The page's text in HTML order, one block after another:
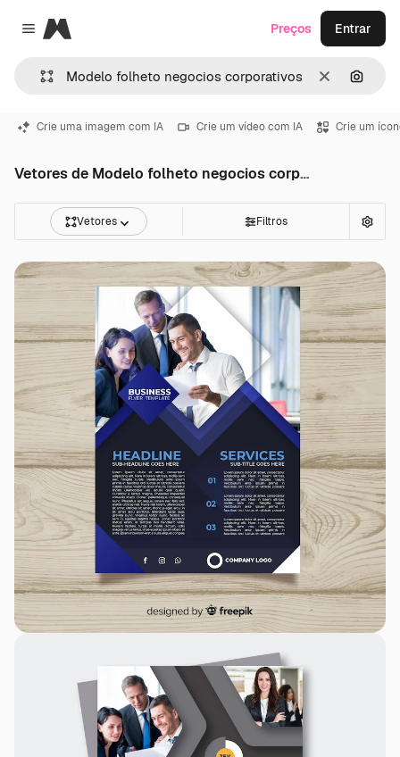
Close menu
Magnific
Limpar
Preços Entrar
Crie uma imagem com IA Crie um vídeo com IA Crie um
Vetores de Modelo folheto negocios corporativos
Vetores Filtros